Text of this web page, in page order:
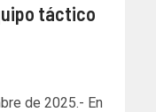
táctico
de 2025.- En